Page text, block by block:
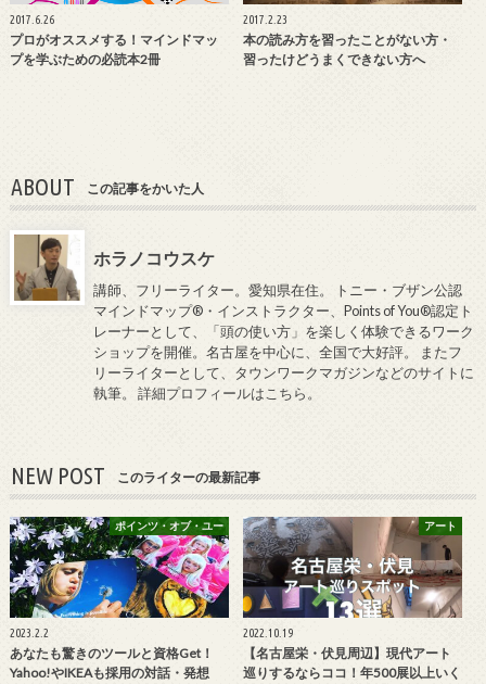
2017.6.26
プロがオススメする！マインドマッ
プを学ぶための必読本2冊
2017.2.23
本の読み方を習ったことがない方・
習ったけどうまくできない方へ
ABOUT この記事をかいた人
ホラノコウスケ
講師、フリーライター。愛知県在住。 トニー・ブザン公認
マインドマップ®・インストラクター、Points of You®認定ト
レーナーとして、「頭の使い方」を楽しく体験できるワーク
ショップを開催。名古屋を中心に、全国で大好評。 またフ
リーライターとして、タウンワークマガジンなどのサイトに
執筆。詳細プロフィールはこちら 。
NEW POST このライターの最新記事
ポインツ・オブ・ユー
2023.2.2
あなたも驚きのツールと資格Get！
Yahoo!やIKEAも採用の対話・発想
アート
2022.10.19
【名古屋栄・伏見周辺】現代アート
巡りするならココ！年500展以上いく